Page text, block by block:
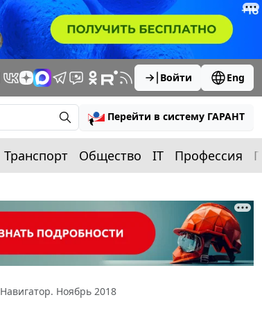
Войти Eng
Перейти в систему ГАРАНТ
Транспорт Общество IT Профессия
Навигатор. Ноябрь 2018